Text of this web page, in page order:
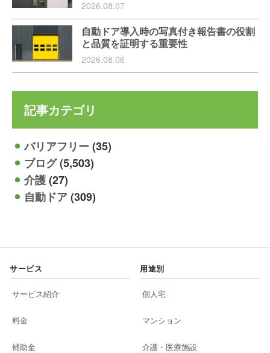
2026.08.07
自動ドア導入時の写真付き報告書の役割
と品質を証明する重要性
2026.08.06
記事カテゴリ
バリアフリー(35)
ブログ(5,503)
介護(27)
自動ドア(309)
サービス
サービス紹介
料金
補助金
用途別
個人宅
マンション
介護・医療施設